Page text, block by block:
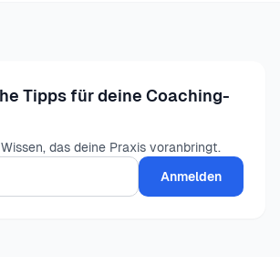
Tipps für deine Coaching-
das deine Praxis voranbringt.
Anmelden